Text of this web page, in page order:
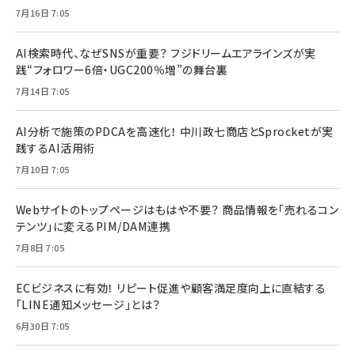
7月16日 7:05
AI検索時代、なぜSNSが重要？ フジドリームエアラインズが実
践“フォロワー6倍・UGC200％増”の舞台裏
7月14日 7:05
AI分析で施策のPDCAを高速化！ 中川政七商店とSprocketが実
践するAI活用術
7月10日 7:05
Webサイトのトップページはもはや不要？ 商品情報を「売れるコン
テンツ」に変えるPIM/DAM連携
7月8日 7:05
ECビジネスに有効！ リピート促進や顧客満足度向上に直結する
「LINE通知メッセージ」とは？
6月30日 7:05